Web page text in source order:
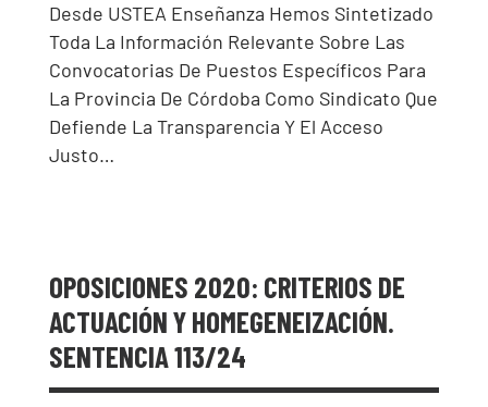
Desde USTEA Enseñanza Hemos Sintetizado
Toda La Información Relevante Sobre Las
Convocatorias De Puestos Específicos Para
La Provincia De Córdoba Como Sindicato Que
Defiende La Transparencia Y El Acceso
Justo…
OPOSICIONES 2020: CRITERIOS DE
ACTUACIÓN Y HOMEGENEIZACIÓN.
SENTENCIA 113/24